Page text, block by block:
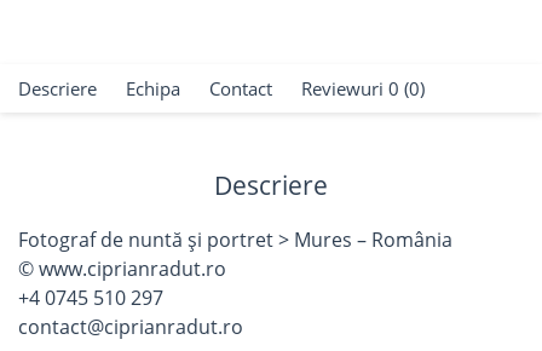
Descriere Echipa Contact Reviewuri 0 (0)
Descriere
Fotograf de nuntă și portret > Mures – România
© www.ciprianradut.ro
+4 0745 510 297
contact@ciprianradut.ro